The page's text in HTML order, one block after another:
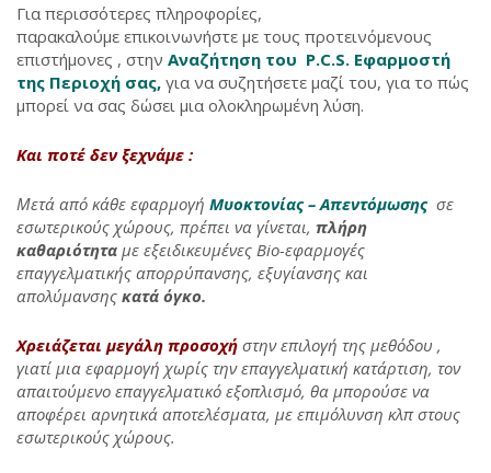
Για περισσότερες πληροφορίες,
παρακαλούμε επικοινωνήστε με τους προτεινόμενους
επιστήμονες , στην Αναζήτηση του P.C.S. Εφαρμοστή
της Περιοχή σας, για να συζητήσετε μαζί του, για το πώς
μπορεί να σας δώσει μια ολοκληρωμένη λύση.
Και ποτέ δεν ξεχνάμε :
Μετά από κάθε εφαρμογή Μυοκτονίας – Απεντόμωσης σε
εσωτερικούς χώρους, πρέπει να γίνεται, πλήρη
καθαριότητα με εξειδικευμένες Bio-εφαρμογές
επαγγελματικής απορρύπανσης, εξυγίανσης και
απολύμανσης κατά όγκο.
Χρειάζεται μεγάλη προσοχή στην επιλογή της μεθόδου ,
γιατί μια εφαρμογή χωρίς την επαγγελματική κατάρτιση, τον
απαιτούμενο επαγγελματικό εξοπλισμό, θα μπορούσε να
αποφέρει αρνητικά αποτελέσματα, με επιμόλυνση κλπ στους
εσωτερικούς χώρους.